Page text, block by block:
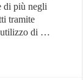
di più negli
tramite
di …